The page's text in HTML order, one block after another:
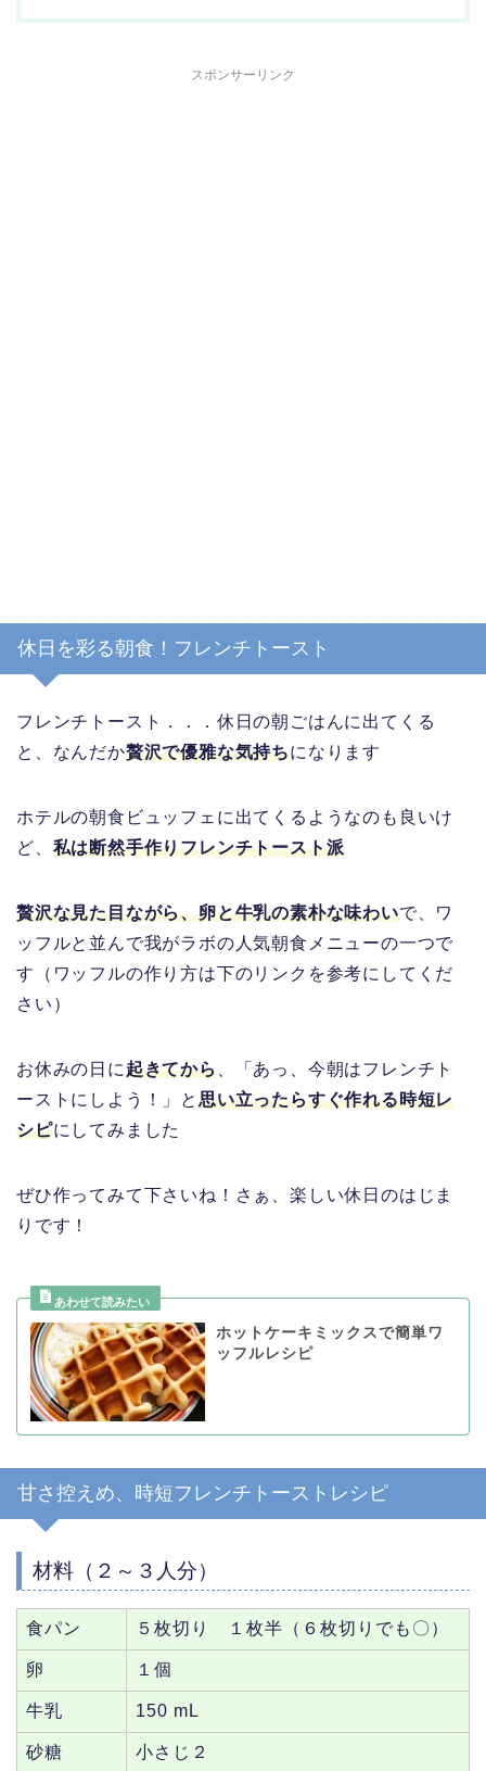
スポンサーリンク
休日を彩る朝食！フレンチトースト
フレンチトースト．．．休日の朝ごはんに出てくる
と、なんだか贅沢で優雅な気持ちになります
ホテルの朝食ビュッフェに出てくるようなのも良いけ
ど、 私は断然手作りフレンチトースト派
贅沢な見た目ながら、卵と牛乳の素朴な味わいで、ワ
ッフルと並んで我がラボの人気朝食メニューの一つで
す（ワッフルの作り方は下のリンクを参考にしてくだ
さい）
お休みの日に起きてから、「あっ、今朝はフレンチト
ーストにしよう！」と思い立ったらすぐ作れる時短レ
シピにしてみました
ぜひ作ってみて下さいね！さぁ、楽しい休日のはじま
りです！
ホットケーキミックスで簡単ワ
ッフルレシピ
甘さ控えめ、時短フレンチトーストレシピ
材料（２～３人分）
食パン ５枚切り １枚半（６枚切りでも〇）
卵 １個
牛乳 150 mL
砂糖 小さじ２